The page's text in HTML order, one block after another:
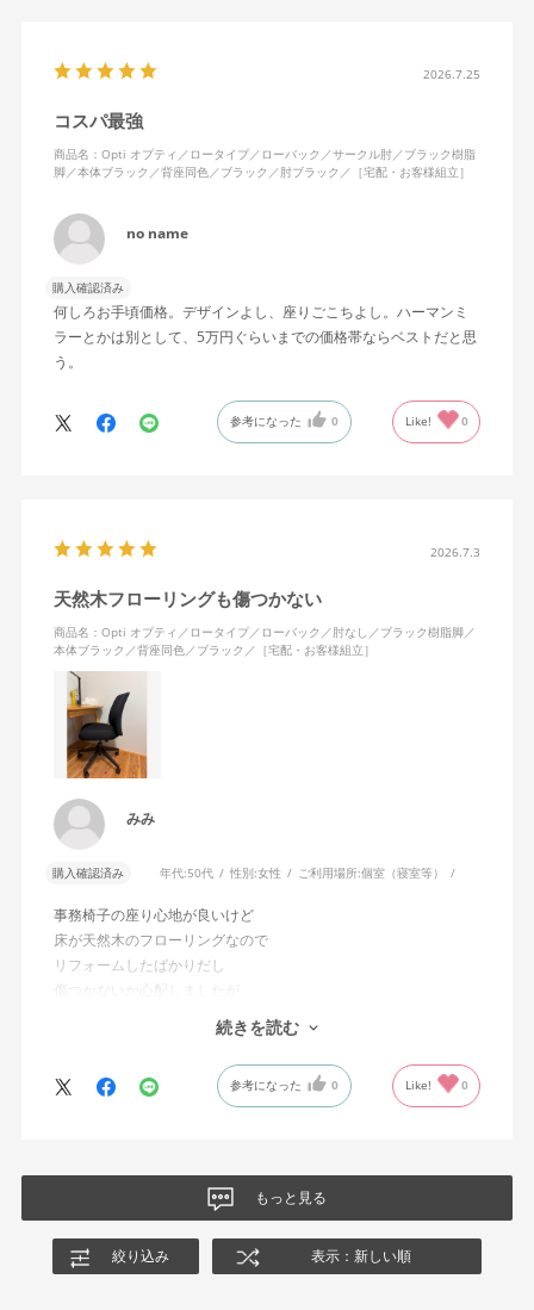
2026.7.25
コスパ最強
商品名：Opti オプティ／ロータイプ／ローバック／サークル肘／ブラック樹脂
脚／本体ブラック／背座同色／ブラック／肘ブラック／［宅配・お客様組立］
no name
購入確認済み
何しろお手頃価格。デザインよし、座りごこちよし。ハーマンミ
ラーとかは別として、5万円ぐらいまでの価格帯ならベストだと思
う。
参考になった 0 Like! 0
2026.7.3
天然木フローリングも傷つかない
商品名：Opti オプティ／ロータイプ／ローバック／肘なし／ブラック樹脂脚／
本体ブラック／背座同色／ブラック／［宅配・お客様組立］
みみ
購入確認済み 年代:50代 性別:女性 ご利用場所:個室（寝室等）
事務椅子の座り心地が良いけど
床が天然木のフローリングなので
リフォームしたばかりだし
傷つかないか心配しましたが
続きを読む
参考になった 0 Like! 0
もっと見る
絞り込み 表示：新しい順